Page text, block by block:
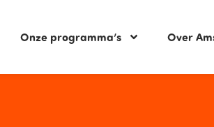
Onze programma’s Over